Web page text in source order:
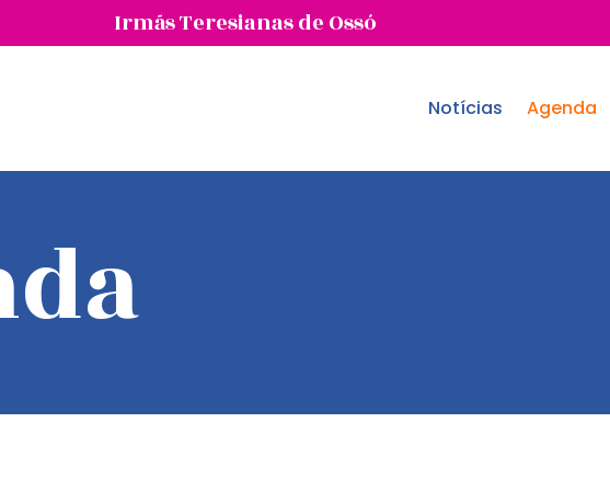
Irmãs Teresianas de Ossó
Notícias Agenda